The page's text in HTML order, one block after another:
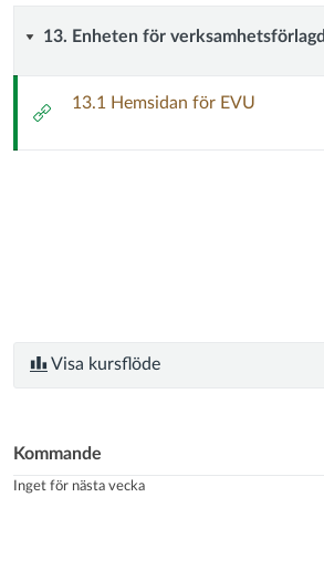
13.
Enheten
13. Enheten för
Extern13.1 Hemsidan för EVU
Visa kursflöde
Kommande
Inget för nästa vecka